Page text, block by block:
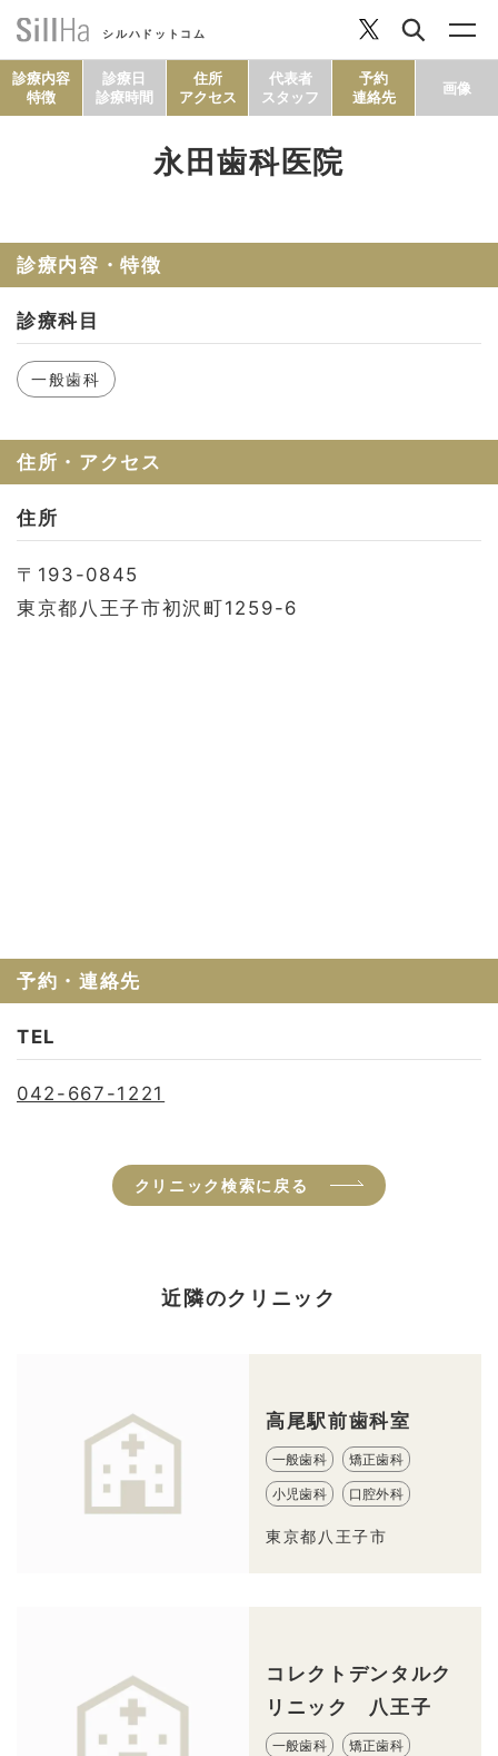
シルハドットコム
診療内容
特徴
診療日
診療時間
住所
アクセス
代表者
スタッフ
予約
連絡先
画像
永田歯科医院
診療内容・特徴
診療科目
一般歯科
住所・アクセス
住所
〒193-0845
東京都八王子市初沢町1259-6
予約・連絡先
TEL
042-667-1221
クリニック検索に戻る
近隣のクリニック
高尾駅前歯科室
一般歯科 矯正歯科
小児歯科 口腔外科
東京都八王子市
コレクトデンタルク
リニック 八王子
一般歯科 矯正歯科